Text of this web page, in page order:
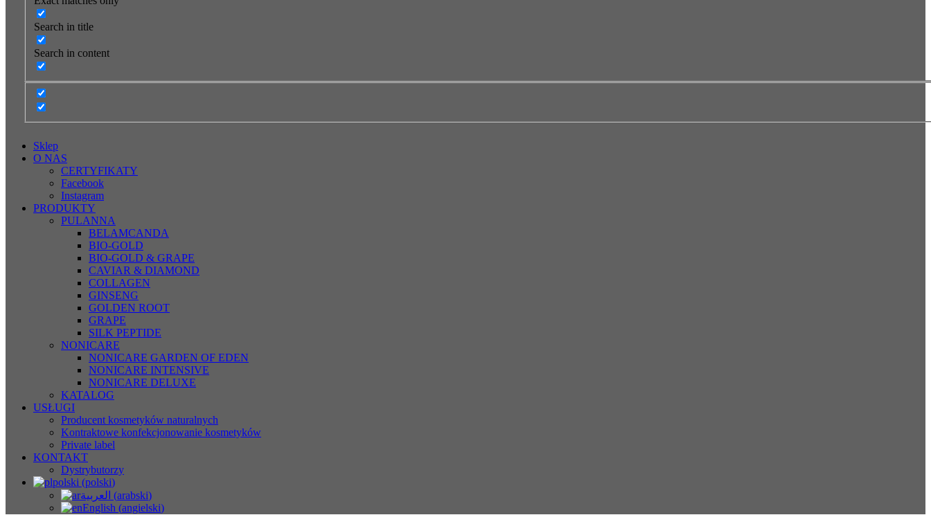
Search in title
Search in content
Sklep
O NAS
CERTYFIKATY
Facebook
Instagram
PRODUKTY
PULANNA
BELAMCANDA
BIO-GOLD
BIO-GOLD & GRAPE
CAVIAR & DIAMOND
COLLAGEN
GINSENG
GOLDEN ROOT
GRAPE
SILK PEPTIDE
NONICARE
NONICARE GARDEN OF EDEN
NONICARE INTENSIVE
NONICARE DELUXE
KATALOG
USŁUGI
Producent kosmetyków naturalnych
Kontraktowe konfekcjonowanie kosmetyków
Private label
KONTAKT
Dystrybutorzy
polski (polski)
العربية (arabski)
English (angielski)